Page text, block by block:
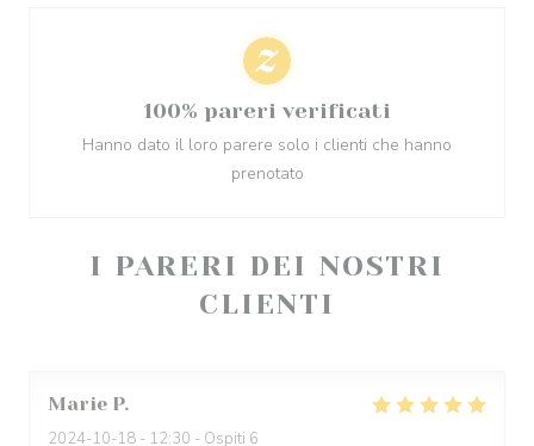
I PARERI DEI NOSTRI
CLIENTI
Marie P
2024-10-18 - 12:30 - Ospiti 6
100% pareri verificati
Hanno dato il loro parere solo i clienti che hanno
prenotato